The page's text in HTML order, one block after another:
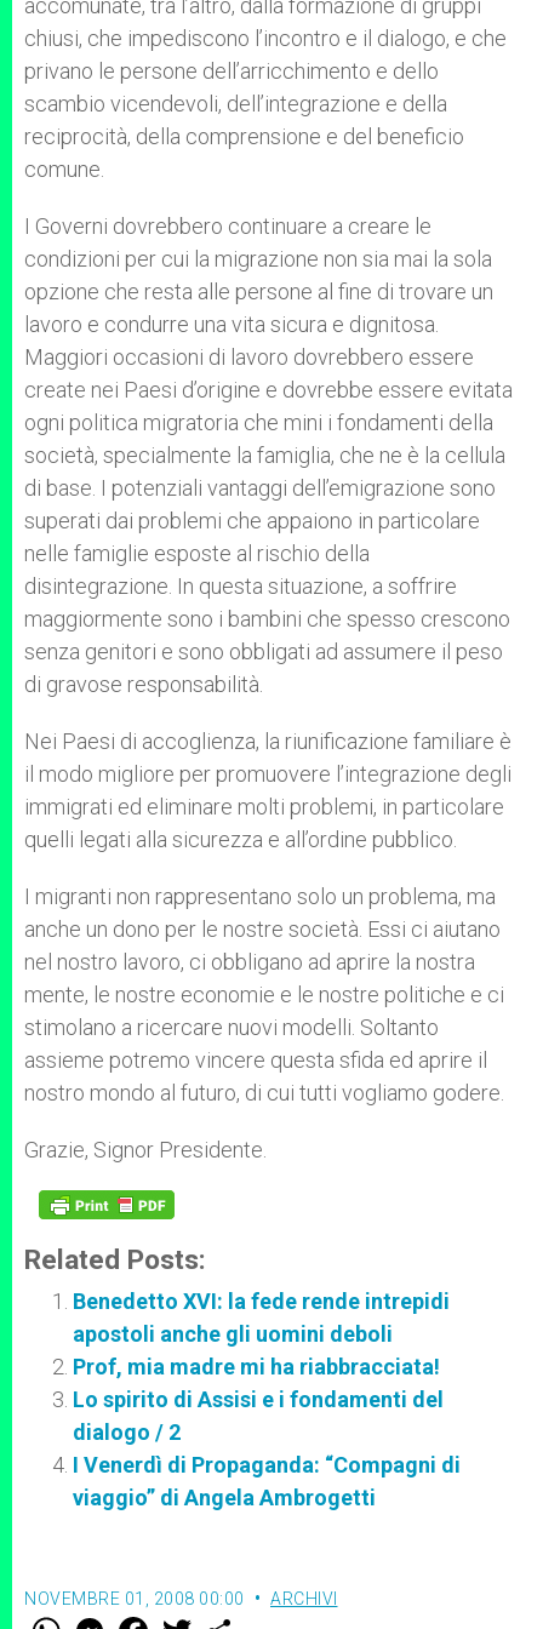
accomunate, tra l’altro, dalla formazione di gruppi
chiusi, che impediscono l’incontro e il dialogo, e che
privano le persone dell’arricchimento e dello
scambio vicendevoli, dell’integrazione e della
reciprocità, della comprensione e del beneficio
comune.
I Governi dovrebbero continuare a creare le
condizioni per cui la migrazione non sia mai la sola
opzione che resta alle persone al fine di trovare un
lavoro e condurre una vita sicura e dignitosa.
Maggiori occasioni di lavoro dovrebbero essere
create nei Paesi d’origine e dovrebbe essere evitata
ogni politica migratoria che mini i fondamenti della
società, specialmente la famiglia, che ne è la cellula
di base. I potenziali vantaggi dell’emigrazione sono
superati dai problemi che appaiono in particolare
nelle famiglie esposte al rischio della
disintegrazione. In questa situazione, a soffrire
maggiormente sono i bambini che spesso crescono
senza genitori e sono obbligati ad assumere il peso
di gravose responsabilità.
Nei Paesi di accoglienza, la riunificazione familiare è
il modo migliore per promuovere l’integrazione degli
immigrati ed eliminare molti problemi, in particolare
quelli legati alla sicurezza e all’ordine pubblico.
I migranti non rappresentano solo un problema, ma
anche un dono per le nostre società. Essi ci aiutano
nel nostro lavoro, ci obbligano ad aprire la nostra
mente, le nostre economie e le nostre politiche e ci
stimolano a ricercare nuovi modelli. Soltanto
assieme potremo vincere questa sfida ed aprire il
nostro mondo al futuro, di cui tutti vogliamo godere.
Grazie, Signor Presidente.
Related Posts:
Benedetto XVI: la fede rende intrepidi
apostoli anche gli uomini deboli
Prof, mia madre mi ha riabbracciata!
Lo spirito di Assisi e i fondamenti del
dialogo / 2
I Venerdì di Propaganda: “Compagni di
viaggio” di Angela Ambrogetti
NOVEMBRE 01, 2008 00:00 ARCHIVI
W M F